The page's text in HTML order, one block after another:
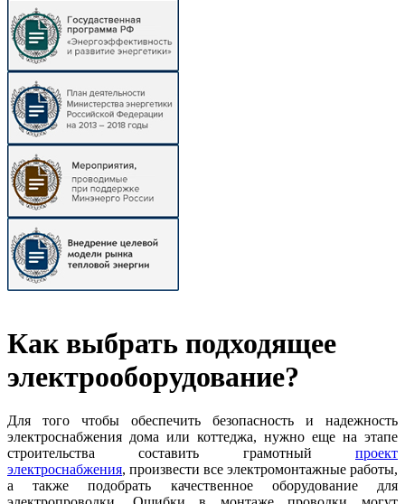
Как выбрать подходящее
электрооборудование?
Для того чтобы обеспечить безопасность и надежность
электроснабжения дома или коттеджа, нужно еще на этапе
строительства составить грамотный проект
электроснабжения, произвести все электромонтажные работы,
а также подобрать качественное оборудование для